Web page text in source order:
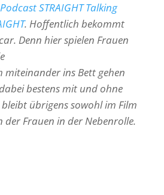
Podcast STRAIGHT Talking
. Hoffentlich bekommt
Denn hier spielen Frauen
miteinander ins Bett gehen
bestens mit und ohne
übrigens sowohl im Film
der Frauen in der Nebenrolle.